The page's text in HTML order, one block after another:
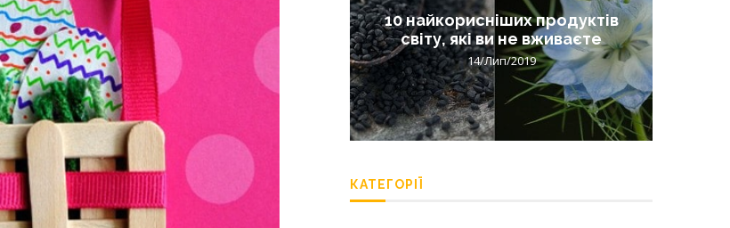
Попробуйте рецепт
легендарного супа доктора
Моро, который без...
08/Січ/2021
10 найкорисніших продуктів
світу, які ви не вживаєте
14/Лип/2019
КАТЕГОРІЇ